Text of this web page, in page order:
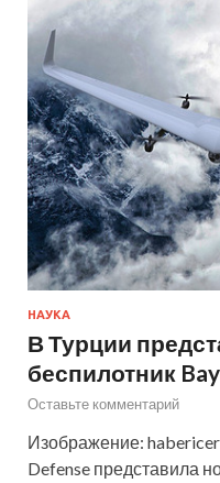
НАУКА
В Турции
беспилотник
Оставьте комментарий
Изображение:
Defense представила